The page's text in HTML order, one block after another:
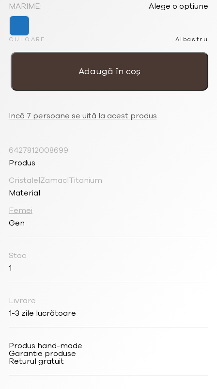
CULOARE Albastru
MARIME:
Alege o optiune
Cantitate
placați
cristale
Adaugă în coș
Incă 7 persoane se uită la acest produs
6427812008699
Produs
Cristale|Zamac|Titanium
Material
Femei
Gen
Stoc
1
Livrare
1-3 zile lucrătoare
Produs hand-made
Garantie produse
Returul gratuit